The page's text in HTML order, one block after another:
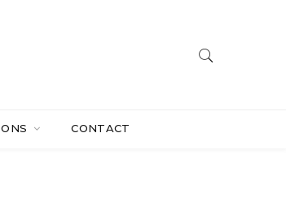
CONTACT